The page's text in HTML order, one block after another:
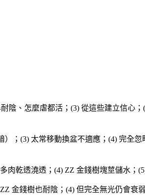
陰、怎麼虐都活；(3) 從這些建立信心
；(3) 太常移動換盆不適應；(4) 完全
乾透澆透；(4) ZZ 金錢樹塊莖儲水；
金錢樹也耐陰；(4) 但完全無光仍會衰